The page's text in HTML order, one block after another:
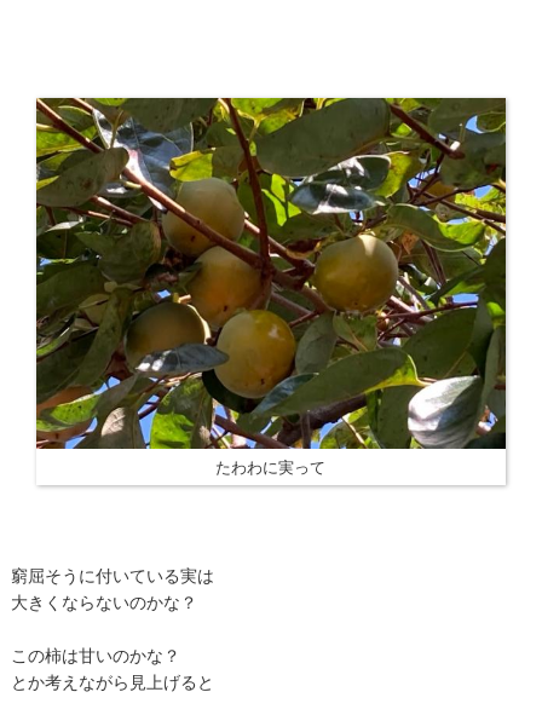
たわわに実って
窮屈そうに付いている実は
大きくならないのかな？
この柿は甘いのかな？
とか考えながら見上げると